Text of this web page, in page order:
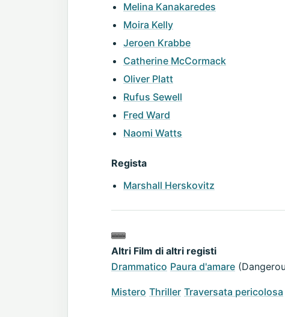
Melina Kanakaredes
Moira Kelly
Jeroen Krabbe
Catherine McCormack
Oliver Platt
Rufus Sewell
Fred Ward
Naomi Watts
Regista
Marshall Herskovitz
Altri Film di altri registi
Drammatico Paura d'amare
Mistero Thriller Traversata pericolosa